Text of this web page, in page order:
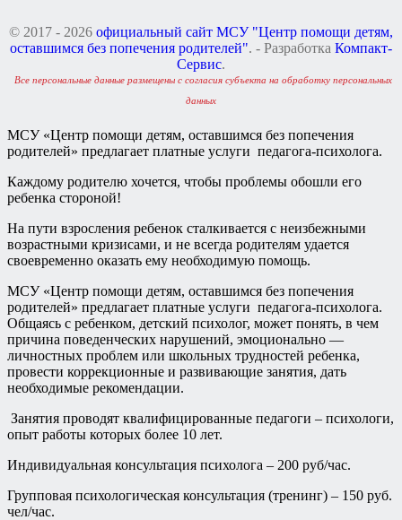
© 2017 - 2026 официальный сайт МСУ "Центр помощи детям,
оставшимся без попечения родителей". - Разработка Компакт-
Сервис.
Все персональные данные размещены с согласия субъекта на обработку персональных
данных
МСУ «Центр помощи детям, оставшимся без попечения
родителей» предлагает платные услуги педагога-психолога.
Каждому родителю хочется, чтобы проблемы обошли его
ребенка стороной!
На пути взросления ребенок сталкивается с неизбежными
возрастными кризисами, и не всегда родителям удается
своевременно оказать ему необходимую помощь.
МСУ «Центр помощи детям, оставшимся без попечения
родителей» предлагает платные услуги педагога-психолога.
Общаясь с ребенком, детский психолог, может понять, в чем
причина поведенческих нарушений, эмоционально —
личностных проблем или школьных трудностей ребенка,
провести коррекционные и развивающие занятия, дать
необходимые рекомендации.
Занятия проводят квалифицированные педагоги – психологи,
опыт работы которых более 10 лет.
Индивидуальная консультация психолога – 200 руб/час.
Групповая психологическая консультация (тренинг) – 150 руб.
чел/час.